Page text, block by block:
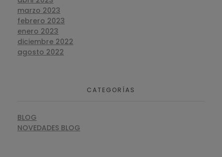
marzo 2023
febrero 2023
enero 2023
diciembre 2022
agosto 2022
CATEGORÍAS
BLOG
NOVEDADES BLOG